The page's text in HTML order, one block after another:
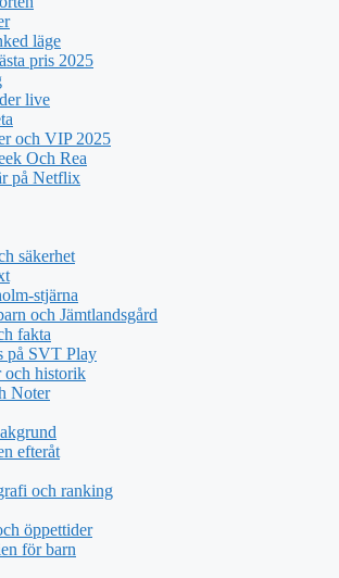
läge
pris 2025
live
och VIP 2025
Och Rea
på Netflix
säkerhet
stjärna
och Jämtlandsgård
fakta
på SVT Play
och historik
Noter
efteråt
och ranking
öppettider
för barn